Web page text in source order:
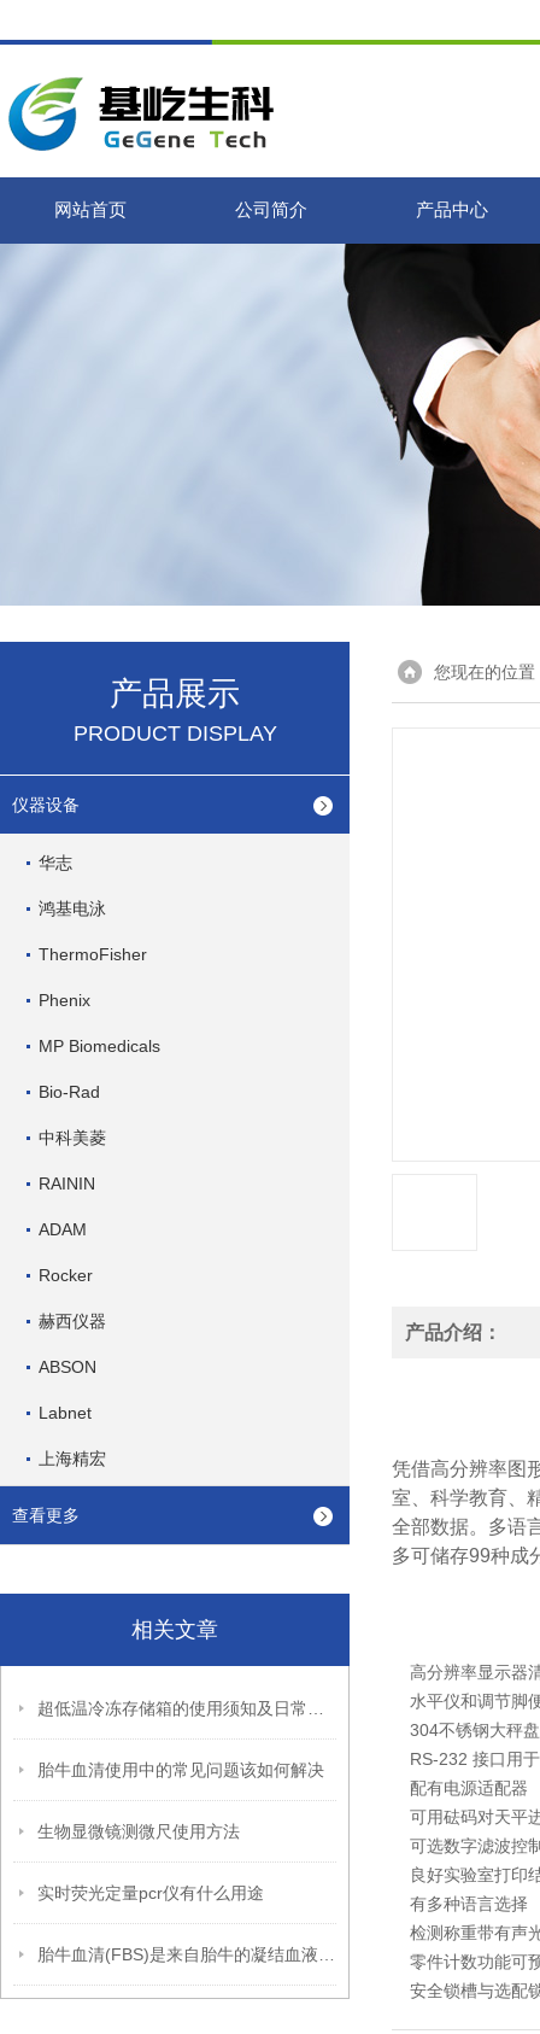
网站首页 公司简介 产品中心
产品展示
PRODUCT DISPLAY
仪器设备
华志
鸿基电泳
ThermoFisher
Phenix
MP Biomedicals
Bio-Rad
中科美菱
RAININ
ADAM
Rocker
赫西仪器
ABSON
Labnet
上海精宏
查看更多
相关文章
胎牛血清使用中的常见问题该如何解决
生物显微镜测微尺使用方法
实时荧光定量pcr仪有什么用途
您现在的位置
产品介绍：
凭借高分辨率图
室、科学教育、
全部数据。多语
多可储存99种成
高分辨率显示器
水平仪和调节脚
304不锈钢大秤
RS-232 接口用
配有电源适配器
可用砝码对天平
可选数字滤波控
良好实验室打印
有多种语言选择
检测称重带有声
零件计数功能可
安全锁槽与选配